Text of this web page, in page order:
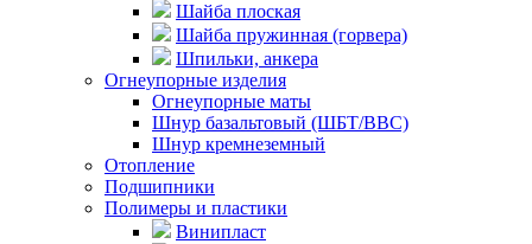
Шайба плоская
Шайба пружинная (горвера)
Шпильки, анкера
Огнеупорные изделия
Огнеупорные маты
Шнур базальтовый (ШБТ/ВВС)
Шнур кремнеземный
Отопление
Подшипники
Полимеры и пластики
Винипласт